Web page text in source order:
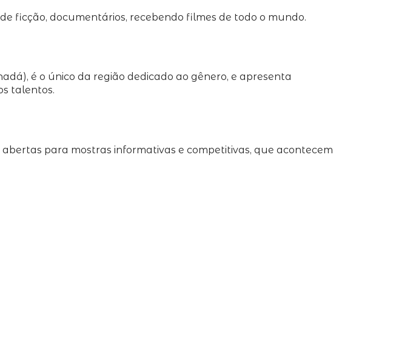
ficção, documentários, recebendo filmes de todo o mundo.
é o único da região dedicado ao gênero, e apresenta
talentos.
para mostras informativas e competitivas, que acontecem